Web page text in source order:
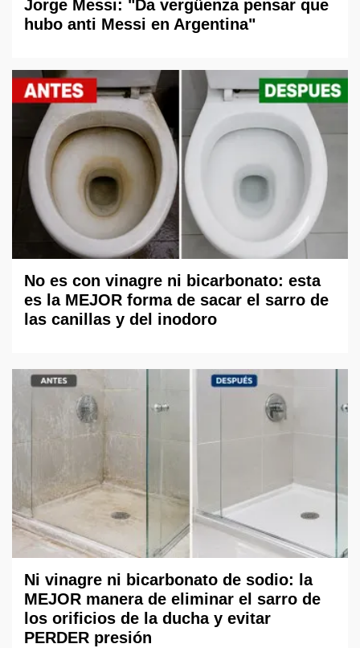
Jorge Messi: "Da vergüenza pensar que
hubo anti Messi en Argentina"
No es con vinagre ni bicarbonato: esta
es la MEJOR forma de sacar el sarro de
las canillas y del inodoro
Ni vinagre ni bicarbonato de sodio: la
MEJOR manera de eliminar el sarro de
los orificios de la ducha y evitar
PERDER presión